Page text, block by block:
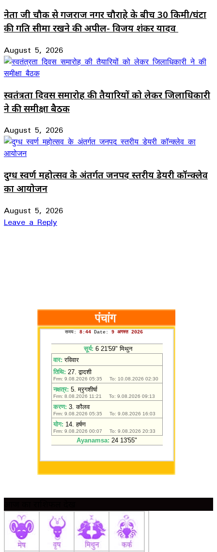
नेता जी चौक से गजराज नगर चौराहे के बीच 30 किमी/घंटा
की गति सीमा रखने की अपील- विजय शंकर यादव
August 5, 2026
स्वतंत्रता दिवस समारोह की तैयारियों को लेकर जिलाधिकारी
ने की समीक्षा बैठक
August 5, 2026
दुग्ध स्वर्ण महोत्सव के अंतर्गत जनपद स्तरीय डेयरी कॉन्क्लेव
का आयोजन
August 5, 2026
Leave a Reply